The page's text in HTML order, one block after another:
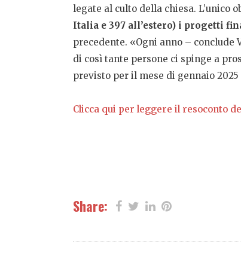
legate al culto della chiesa. L’unico
Italia e 397 all’estero) i progetti
precedente. «Ogni anno –
di così tante persone ci spinge a
previsto per il mese di gennaio
Clicca qui per leggere il resoconto
Share: